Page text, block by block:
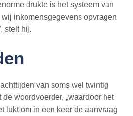
drukte is het systeem van
wij inkomensgegevens opvragen
stelt hij.
van soms wel twintig
de woordvoerder, „waardoor het
lukt om in een keer de aanvraag